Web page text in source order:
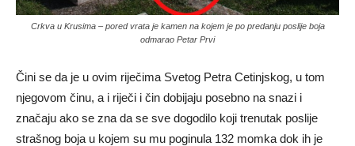
Crkva u Krusima – pored vrata je kamen na kojem je po predanju poslije boja
odmarao Petar Prvi
Čini se da je u ovim riječima Svetog Petra Cetinjskog, u tom
njegovom činu, a i riječi i čin dobijaju posebno na snazi i
značaju ako se zna da se sve dogodilo koji trenutak poslije
strašnog boja u kojem su mu poginula 132 momka dok ih je